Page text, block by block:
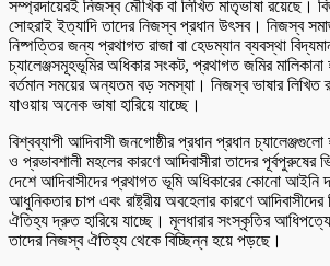
সম্প্রদায়েরই নিজস্ব মৌখিক বা লিখিত মাতৃভাষা রয়েছে।
সোহরাই ইত্যাদি তাদের নিজস্ব প্রধান উৎসব। নিজস্ব
নিষ্পত্তির জন্য প্রথাগত রাজা বা হেডম্যান ব্যবস্থা
চ্যালেঞ্জসমূহভূমির অধিকার সংকট, প্রথাগত জমির
বর্তমান সময়ের অন্যতম বড় সমস্যা। নিজস্ব ভাষার লিখিত
যাওয়ায় অনেক ভাষা হারিয়ে যাচ্ছে।
বিশ্বব্যাপী আদিবাসী জনগোষ্ঠীর প্রধান প্রধান
ও প্রভাবশালী মহলের কারণে আদিবাসীরা তাদের পূর্বপুরুষের
দেশে আদিবাসীদের প্রথাগত ভূমি অধিকারের কোনো আইনি
আধুনিকতার চাপ এবং রাষ্ট্রীয় অবহেলার কারণে
ঐতিহ্য দ্রুত হারিয়ে যাচ্ছে। মূলধারার সংস্কৃতির
তাদের নিজস্ব ঐতিহ্য থেকে বিচ্ছিন্ন হয়ে পড়ছে।